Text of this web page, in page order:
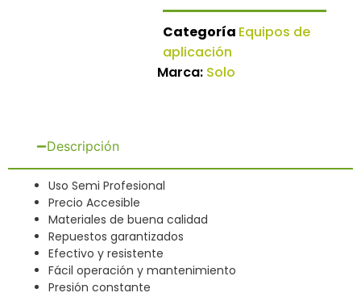
Categoría Equipos de
aplicación
Marca: Solo
Descripción
Uso Semi Profesional
Precio Accesible
Materiales de buena calidad
Repuestos garantizados
Efectivo y resistente
Fácil operación y mantenimiento
Presión constante